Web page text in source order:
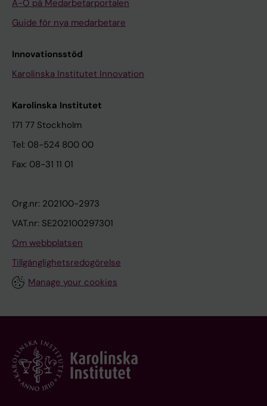
A-Ö på Medarbetarportalen
Guide för nya medarbetare
Innovationsstöd
Karolinska Institutet Innovation
Karolinska Institutet
171 77 Stockholm
Tel: 08-524 800 00
Fax: 08-31 11 01
Org.nr: 202100-2973
VAT.nr: SE202100297301
Om webbplatsen
Tillgänglighetsredogörelse
Manage your cookies